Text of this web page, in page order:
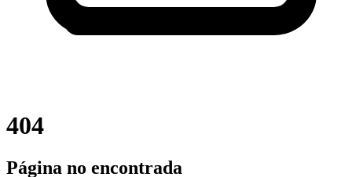
404
Página no encontrada